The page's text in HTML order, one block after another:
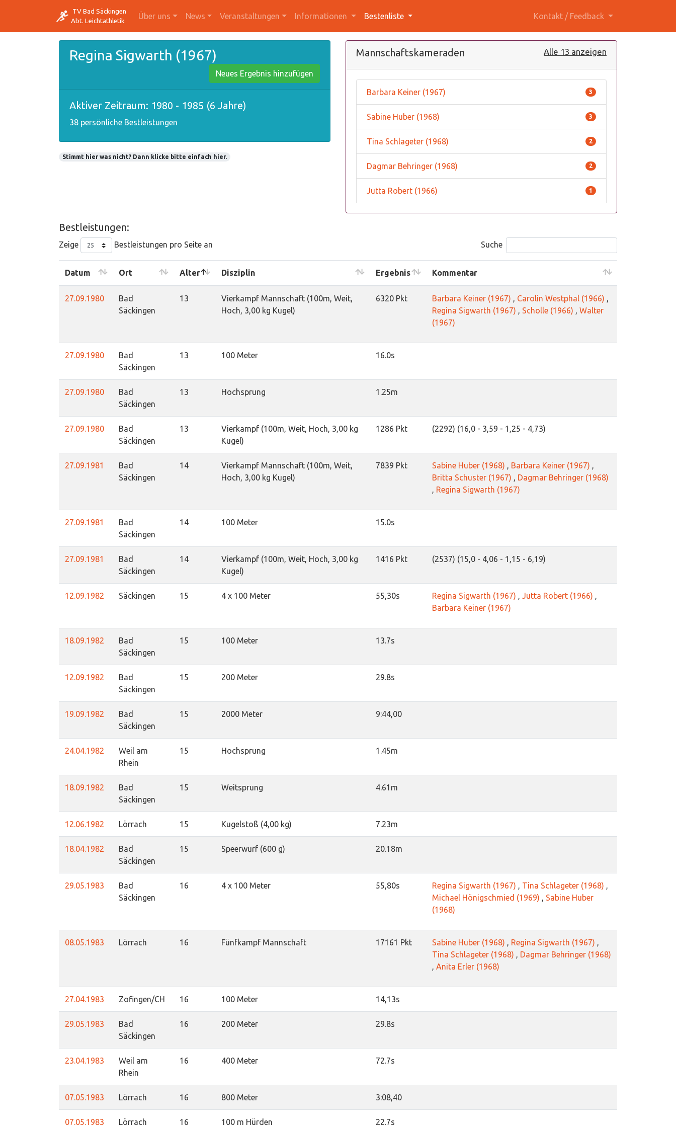
TV Bad Säckingen
Abt. Leichtathletik
Über uns News Veranstaltungen Informationen Bestenliste Kontakt / Feedback
Regina Sigwarth (1967)
Neues Ergebnis hinzufügen
Aktiver Zeitraum: 1980 - 1985 (6 Jahre)
38 persönliche Bestleistungen
Stimmt hier was nicht? Dann klicke bitte einfach hier.
Mannschaftskameraden Alle 13 anzeigen
Barbara Keiner (1967) 3
Sabine Huber (1968) 3
Tina Schlageter (1968) 2
Dagmar Behringer (1968) 2
Jutta Robert (1966) 1
Bestleistungen:
Zeige Bestleistungen pro Seite an Suche
Datum Ort Alter Disziplin Ergebnis Kommentar
27.09.1980
Bad
Säckingen
13
Vierkampf Mannschaft (100m, Weit,
Hoch, 3,00 kg Kugel)
6320 Pkt Barbara Keiner (1967) , Carolin Westphal (1966) ,
Regina Sigwarth (1967) , Scholle (1966) , Walter
(1967)
27.09.1980
Bad
Säckingen
13 100 Meter 16.0s
27.09.1980
Bad
Säckingen
13 Hochsprung 1.25m
27.09.1980
Bad
Säckingen
13
Vierkampf (100m, Weit, Hoch, 3,00 kg
Kugel)
1286 Pkt (2292) (16,0 - 3,59 - 1,25 - 4,73)
27.09.1981
Bad
Säckingen
14
Vierkampf Mannschaft (100m, Weit,
Hoch, 3,00 kg Kugel)
7839 Pkt Sabine Huber (1968) , Barbara Keiner (1967) ,
Britta Schuster (1967) , Dagmar Behringer (1968)
, Regina Sigwarth (1967)
27.09.1981
Bad
Säckingen
14 100 Meter 15.0s
27.09.1981
Bad
Säckingen
14
Vierkampf (100m, Weit, Hoch, 3,00 kg
Kugel)
1416 Pkt (2537) (15,0 - 4,06 - 1,15 - 6,19)
12.09.1982 Säckingen 15 4 x 100 Meter 55,30s Regina Sigwarth (1967) , Jutta Robert (1966) ,
Barbara Keiner (1967)
18.09.1982
Bad
Säckingen
15 100 Meter 13.7s
12.09.1982
Bad
Säckingen
15 200 Meter 29.8s
19.09.1982
Bad
Säckingen
15 2000 Meter 9:44,00
24.04.1982
Weil am
Rhein
15 Hochsprung 1.45m
18.09.1982
Bad
Säckingen
15 Weitsprung 4.61m
12.06.1982 Lörrach 15 Kugelstoß (4,00 kg) 7.23m
18.04.1982
Bad
Säckingen
15 Speerwurf (600 g) 20.18m
29.05.1983
Bad
Säckingen
16 4 x 100 Meter 55,80s Regina Sigwarth (1967) , Tina Schlageter (1968) ,
Michael Hönigschmied (1969) , Sabine Huber
(1968)
08.05.1983 Lörrach 16 Fünfkampf Mannschaft 17161 Pkt Sabine Huber (1968) , Regina Sigwarth (1967) ,
Tina Schlageter (1968) , Dagmar Behringer (1968)
, Anita Erler (1968)
27.04.1983 Zofingen/CH 16 100 Meter 14,13s
29.05.1983
Bad
Säckingen
16 200 Meter 29.8s
23.04.1983
Weil am
Rhein
16 400 Meter 72.7s
07.05.1983 Lörrach 16 800 Meter 3:08,40
07.05.1983 Lörrach 16 100 m Hürden 22.7s